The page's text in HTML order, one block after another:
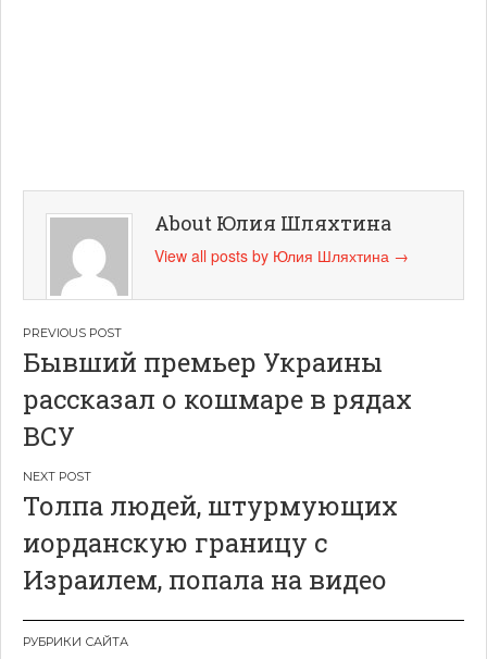
About Юлия Шляхтина
View all posts by Юлия Шляхтина →
Навигация
по
записям
Бывший премьер Украины
рассказал о кошмаре в рядах
ВСУ
Толпа людей, штурмующих
иорданскую границу с
Израилем, попала на видео
РУБРИКИ САЙТА